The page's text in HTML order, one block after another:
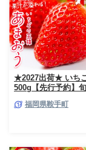
★2027出荷★ いち
500g【先行予約】
中旬-3月中旬頃出荷
品 果物 くだもの
ご 苺 イチゴ【配送
福岡県鞍手町